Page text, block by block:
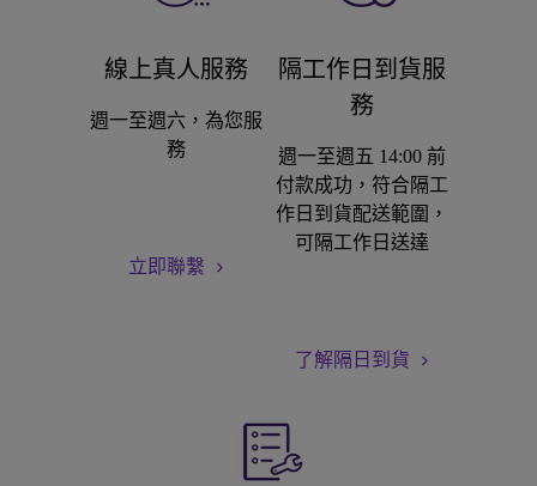
線上真人服務
週一至週六，為您服
務
立即聯繫
隔工作日到貨服
務
週一至週五 14:00 前
付款成功，符合隔工
作日到貨配送範圍，
可隔工作日送達
了解隔日到貨